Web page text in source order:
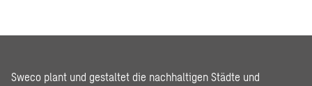
Sweco plant und gestaltet die nachhaltigen Städte und